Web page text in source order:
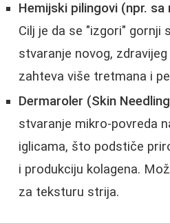
Hemijski pilingovi (npr.
Cilj je da se "izgori" gornji
stvaranje novog,
zahteva više tretmana i
Dermaroler (Skin
stvaranje mikro-povreda
iglicama, što podstiče
i produkciju kolagena.
za teksturu strija.